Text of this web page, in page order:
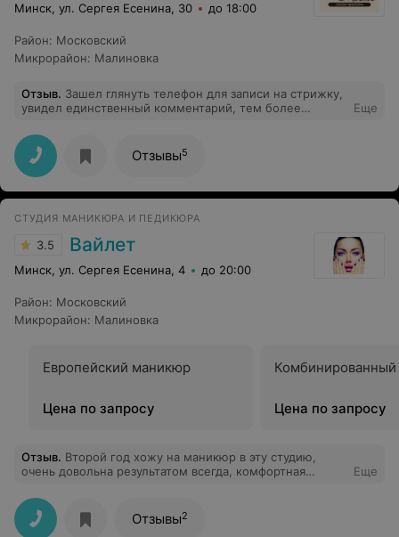
Минск, ул. Сергея Есенина, 30 до 18:00
Район: Московский
Микрорайон: Малиновка
Отзыв. Зашел глянуть телефон для записи на стрижку,
увидел единственный комментарий, тем более
одного парикмахера, доволен полностью. Стоимость
мужской стрижки ровно такая же, как и в подъездных
забегаловках. Зато всегда улыбнуться и создадут
хорошее настроение. Качество стрижки на прямую
зависит от мастера, и если комментатору выше Марии
этого хуже не стало. Меня их работа полностью
устраивает. Рекомендую!
Еще
Отзывы5
СТУДИЯ МАНИКЮРА И ПЕДИКЮРА
3.5 Вайлет
Минск, ул. Сергея Есенина, 4 до 20:00
Район: Московский
Микрорайон: Малиновка
Европейский маникюр
Цена по запросу Цена по запросу
Отзыв. Второй год хожу на маникюр в эту студию,
очень довольна результатом всегда, комфортная
дела мастера Елена и Алина.
Еще
Отзывы2